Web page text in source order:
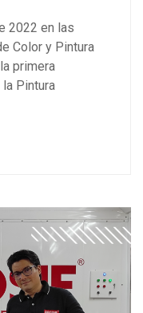
2022 en las
Color y Pintura
primera
Pintura